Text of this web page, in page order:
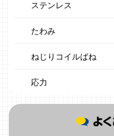
ステンレス
たわみ
ねじりコイルばね
応力